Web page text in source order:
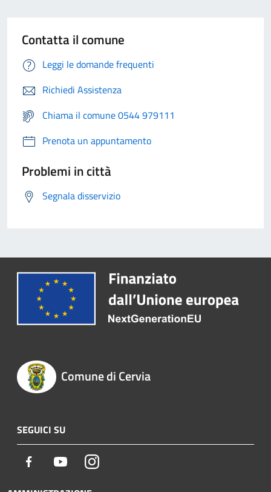
Contatta il comune
Leggi le domande frequenti
Richiedi Assistenza
Chiama il comune 0544 979111
Prenota un appuntamento
Problemi in città
Segnala disservizio
Comune di Cervia
SEGUICI SU
Facebook YoutubeInstagram